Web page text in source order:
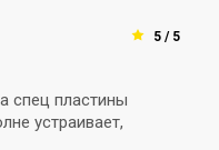
5 / 5
спец пластины
устраивает,